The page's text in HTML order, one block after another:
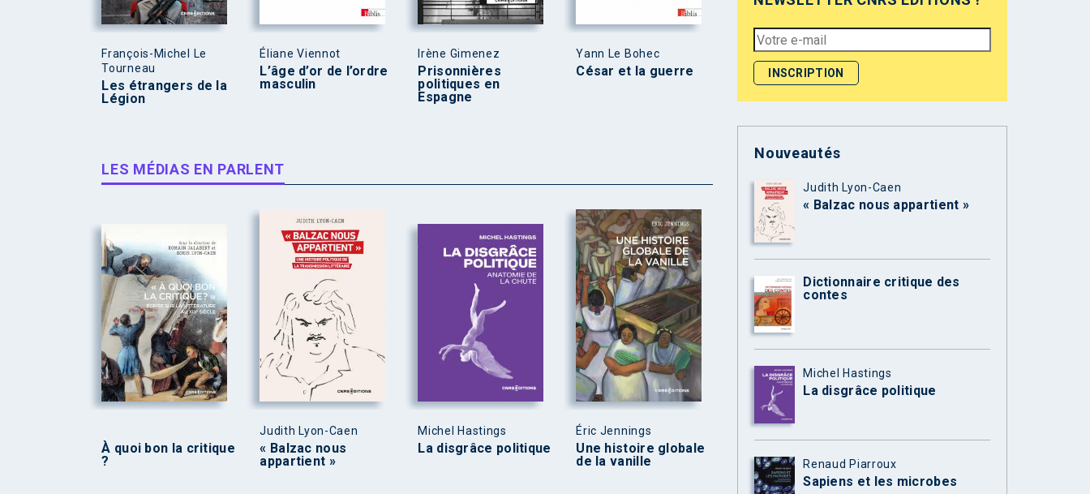
François-Michel Le
Tourneau
Les étrangers de la
Légion
Éliane Viennot
L’âge d’or de l’ordre
masculin
Irène Gimenez
Prisonnières
politiques en
Espagne
Yann Le Bohec
César et la guerre
LES MÉDIAS EN PARLENT
À quoi bon la critique
?
Judith Lyon-Caen
« Balzac nous
appartient »
Michel Hastings
La disgrâce politique
Éric Jennings
Une histoire globale
de la vanille
Nouveautés
Judith Lyon-Caen
« Balzac nous appartient »
Dictionnaire critique des
contes
Michel Hastings
La disgrâce politique
Renaud Piarroux
Sapiens et les microbes